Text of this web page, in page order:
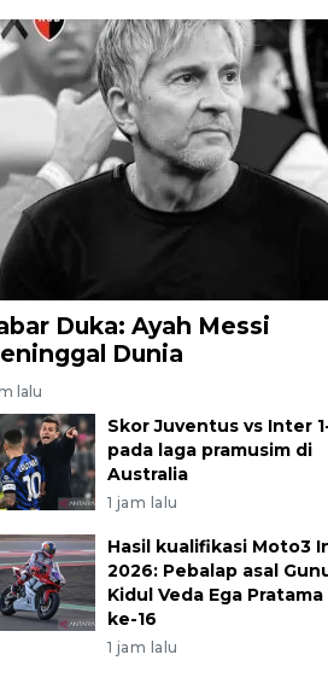
Duka: Ayah Messi
Dunia
lalu
Skor Juventus vs Inter
pada laga pramusim di
Australia
1 jam lalu
Hasil kualifikasi Moto3
2026: Pebalap asal
Kidul Veda Ega
ke-16
1 jam lalu